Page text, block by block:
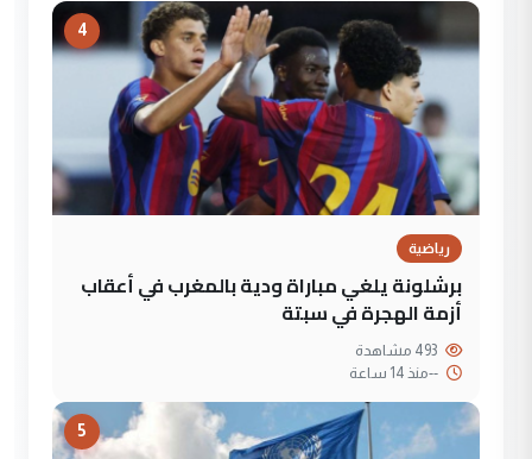
4
رياضية
برشلونة يلغي مباراة ودية بالمغرب في أعقاب
أزمة الهجرة في سبتة
--منذ 14 ساعة
5